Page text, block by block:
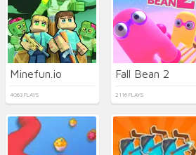
Minefun.io
4063 PLAYS
Fall Bean 2
2116 PLAYS